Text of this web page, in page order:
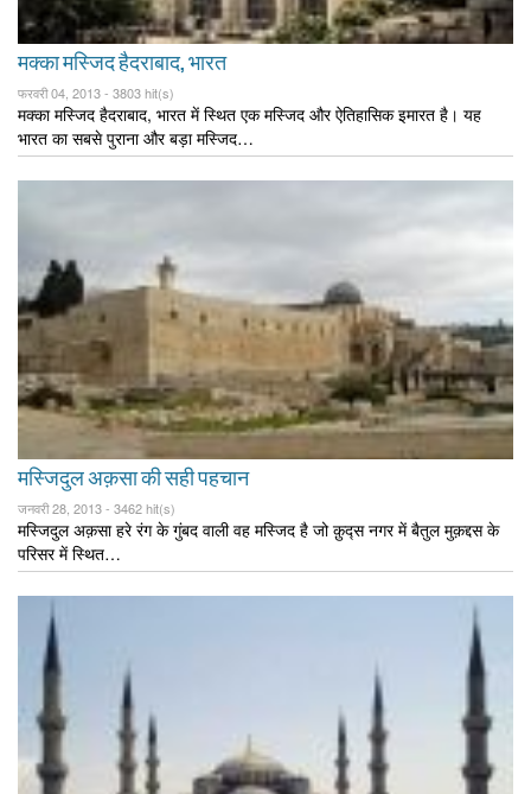
मक्का मस्जिद हैदराबाद, भारत
फरवरी 04, 2013 - 3803 hit(s)
मक्का मस्जिद हैदराबाद, भारत में स्थित एक मस्जिद और ऐतिहासिक इमारत है। यह
भारत का सबसे पुराना और बड़ा मस्जिद…
मस्जिदुल अक़सा की सही पहचान
जनवरी 28, 2013 - 3462 hit(s)
मस्जिदुल अक़सा हरे रंग के गुंबद वाली वह मस्जिद है जो क़ुद्स नगर में बैतुल मुक़द्दस के
परिसर में स्थित…